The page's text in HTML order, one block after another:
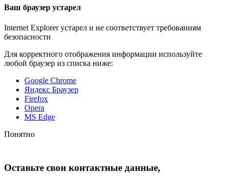
Ваш браузер устарел
Internet Explorer устарел и не соответствует требованиям
безопасности
Для корректного отображения информации используйте
любой браузер из списка ниже:
Google Chrome
Яндекс Браузер
Firefox
Opera
MS Edge
Понятно
Оставьте свои контактные данные,